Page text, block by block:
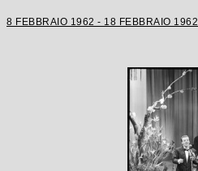
8 FEBBRAIO 1962 - 18 FEBBRAIO 1962